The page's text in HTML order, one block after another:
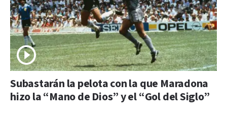
Subastarán la pelota con la que Maradona
hizo la “Mano de Dios” y el “Gol del Siglo”